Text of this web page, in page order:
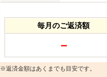
毎月のご返済額
－
※返済金額はあくまでも目安です。